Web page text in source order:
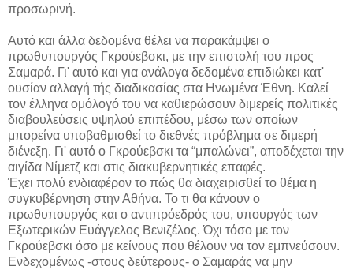
προσωρινή.
Αυτό και άλλα δεδομένα θέλει να παρακάμψει ο
πρωθυπουργός Γκρούεβσκι, με την επιστολή του προς
Σαμαρά. Γι' αυτό και για ανάλογα δεδομένα επιδιώκει κατ'
ουσίαν αλλαγή τής διαδικασίας στα Ηνωμένα Έθνη. Καλεί
τον έλληνα ομόλογό του να καθιερώσουν διμερείς πολιτικές
διαβουλεύσεις υψηλού επιπέδου, μέσω των οποίων
μπορείνα υποβαθμισθεί το διεθνές πρόβλημα σε διμερή
διένεξη. Γι' αυτό ο Γκρούεβσκι τα “μπαλώνει”, αποδέχεται την
αιγίδα Νίμετζ και στις διακυβερνητικές επαφές.
Έχει πολύ ενδιαφέρον το πώς θα διαχειρισθεί το θέμα η
συγκυβέρνηση στην Αθήνα. Το τι θα κάνουν ο
πρωθυπουργός και ο αντιπρόεδρός του, υπουργός των
Εξωτερικών Ευάγγελος Βενιζέλος. Όχι τόσο με τον
Γκρούεβσκι όσο με κείνους που θέλουν να τον εμπνεύσουν.
Ενδεχομένως -στους δεύτερους- ο Σαμαράς να μην